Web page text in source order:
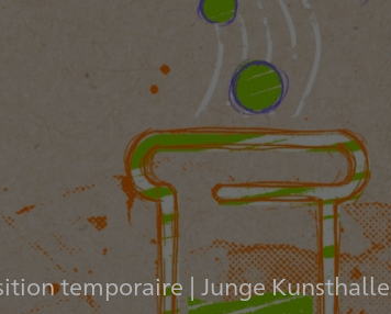
temporaire | Junge Kunsthalle